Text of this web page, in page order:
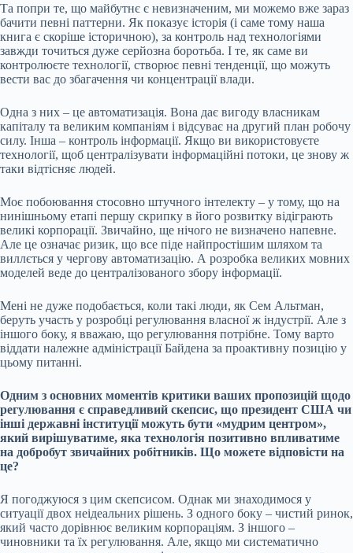
Та попри те, що майбутнє є невизначеним, ми можемо вже зараз
бачити певні паттерни. Як показує історія (і саме тому наша
книга є скоріше історичною), за контроль над технологіями
завжди точиться дуже серйозна боротьба. І те, як саме ви
контролюєте технології, створює певні тенденції, що можуть
вести вас до збагачення чи концентрації влади.
Одна з них – це автоматизація. Вона дає вигоду власникам
капіталу та великим компаніям і відсуває на другий план робочу
силу. Інша – контроль інформації. Якщо ви використовуєте
технології, щоб централізувати інформаційні потоки, це знову ж
таки відтісняє людей.
Моє побоювання стосовно штучного інтелекту – у тому, що на
нинішньому етапі першу скрипку в його розвитку відіграють
великі корпорації. Звичайно, ще нічого не визначено напевне.
Але це означає ризик, що все піде найпростішим шляхом та
виллється у чергову автоматизацію. А розробка великих мовних
моделей веде до централізованого збору інформації.
Мені не дуже подобається, коли такі люди, як Сем Альтман,
беруть участь у розробці регулювання власної ж індустрії. Але з
іншого боку, я вважаю, що регулювання потрібне. Тому варто
віддати належне адміністрації Байдена за проактивну позицію у
цьому питанні.
Одним з основних моментів критики ваших пропозицій щодо
регулювання є справедливий скепсис, що президент США чи
інші державні інституції можуть бути «мудрим центром»,
який вирішуватиме, яка технологія позитивно впливатиме
на добробут звичайних робітників. Що можете відповісти на
це?
Я погоджуюся з цим скепсисом. Однак ми знаходимося у
ситуації двох неідеальних рішень. З одного боку – чистий ринок,
який часто дорівнює великим корпораціям. З іншого –
чиновники та їх регулювання. Але, якщо ми систематично